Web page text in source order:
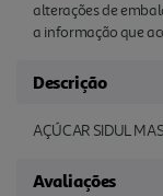
alterações de
a informação que
Descrição
AÇÚCAR SIDUL
Avaliações